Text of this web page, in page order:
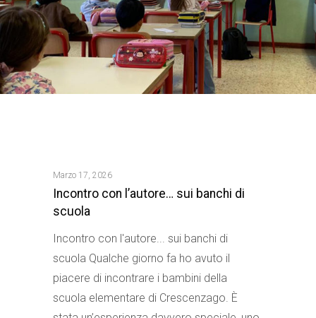
Marzo 17, 2026
Incontro con l’autore… sui banchi di
scuola
Incontro con l'autore... sui banchi di
scuola Qualche giorno fa ho avuto il
piacere di incontrare i bambini della
scuola elementare di Crescenzago. È